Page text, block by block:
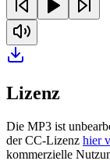
Lizenz
Die MP3 ist
der CC-Lizenz hier
kommerzielle